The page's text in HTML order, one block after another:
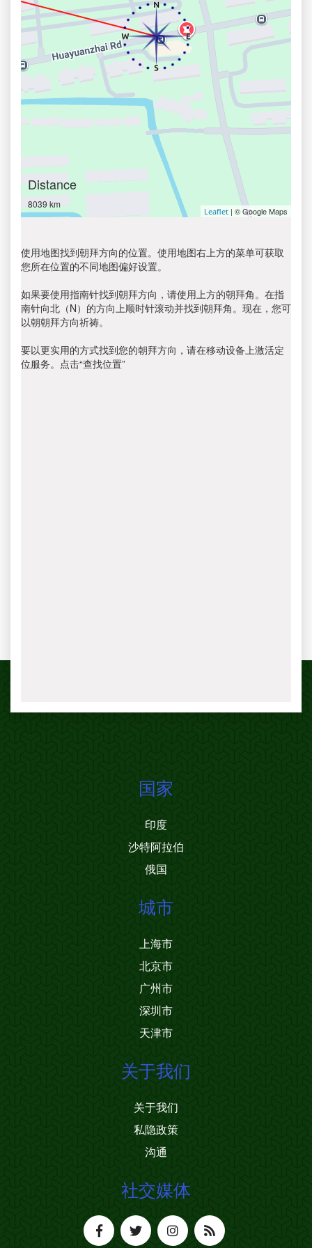
Distance
8039 km
Leaflet | © Google Maps
使用地图找到朝拜方向的位置。使用地图右上方的菜单可获取
您所在位置的不同地图偏好设置。
如果要使用指南针找到朝拜方向，请使用上方的朝拜角。在指
南针向北（N）的方向上顺时针滚动并找到朝拜角。现在，您可
以朝朝拜方向祈祷。
要以更实用的方式找到您的朝拜方向，请在移动设备上激活定
位服务。点击“查找位置”
国家
印度
沙特阿拉伯
俄国
城市
上海市
北京市
广州市
深圳市
天津市
关于我们
关于我们
私隐政策
沟通
社交媒体